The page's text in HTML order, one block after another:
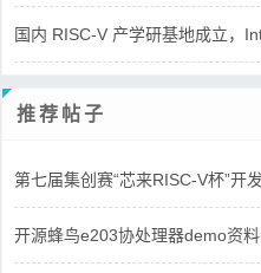
国内 RISC-V 产学研基地成立，
推荐帖子
第七届集创赛“芯来RISC-V杯”开
开源蜂鸟e203协处理器demo资